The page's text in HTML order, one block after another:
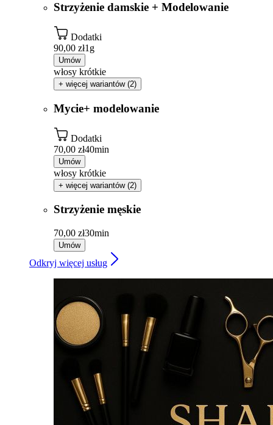
Strzyżenie damskie + Modelowanie
Dodatki
90,00 zł1g
Umów
włosy krótkie
+ więcej wariantów (2)
Mycie+ modelowanie
Dodatki
70,00 zł40min
Umów
włosy krótkie
+ więcej wariantów (2)
Strzyżenie męskie
70,00 zł30min
Umów
Odkryj więcej usług